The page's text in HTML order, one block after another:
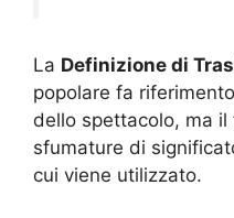
La Definizione di
popolare fa
dello spettacolo, ma
sfumature di
cui viene utilizzato.